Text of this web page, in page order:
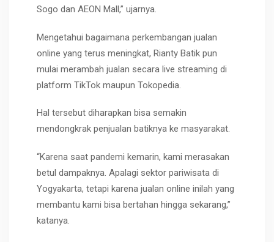
Sogo dan AEON Mall,” ujarnya.
Mengetahui bagaimana perkembangan jualan
online yang terus meningkat, Rianty Batik pun
mulai merambah jualan secara live streaming di
platform TikTok maupun Tokopedia.
Hal tersebut diharapkan bisa semakin
mendongkrak penjualan batiknya ke masyarakat.
“Karena saat pandemi kemarin, kami merasakan
betul dampaknya. Apalagi sektor pariwisata di
Yogyakarta, tetapi karena jualan online inilah yang
membantu kami bisa bertahan hingga sekarang,”
katanya.